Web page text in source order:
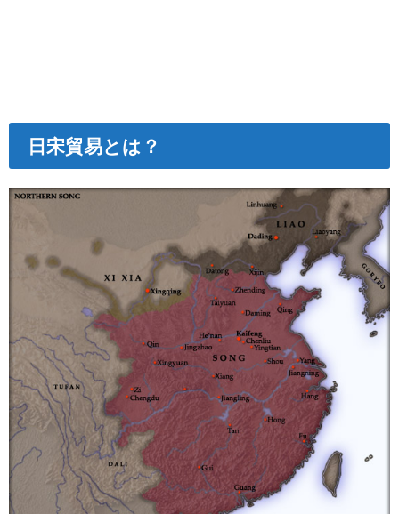
日宋貿易とは？